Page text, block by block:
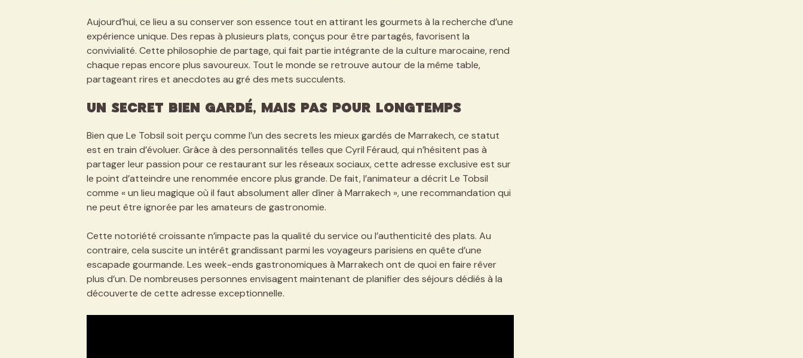
Aujourd’hui, ce lieu a su conserver son essence tout en attirant les gourmets à la recherche d’une
expérience unique. Des repas à plusieurs plats, conçus pour être partagés, favorisent la
convivialité. Cette philosophie de partage, qui fait partie intégrante de la culture marocaine, rend
chaque repas encore plus savoureux. Tout le monde se retrouve autour de la même table,
partageant rires et anecdotes au gré des mets succulents.
Un secret bien gardé, mais pas pour longtemps
Bien que Le Tobsil soit perçu comme l’un des secrets les mieux gardés de Marrakech, ce statut
est en train d’évoluer. Grâce à des personnalités telles que Cyril Féraud, qui n’hésitent pas à
partager leur passion pour ce restaurant sur les réseaux sociaux, cette adresse exclusive est sur
le point d’atteindre une renommée encore plus grande. De fait, l’animateur a décrit Le Tobsil
comme « un lieu magique où il faut absolument aller dîner à Marrakech », une recommandation qui
ne peut être ignorée par les amateurs de gastronomie.
Cette notoriété croissante n’impacte pas la qualité du service ou l’authenticité des plats. Au
contraire, cela suscite un intérêt grandissant parmi les voyageurs parisiens en quête d’une
escapade gourmande. Les week-ends gastronomiques à Marrakech ont de quoi en faire rêver
plus d’un. De nombreuses personnes envisagent maintenant de planifier des séjours dédiés à la
découverte de cette adresse exceptionnelle.